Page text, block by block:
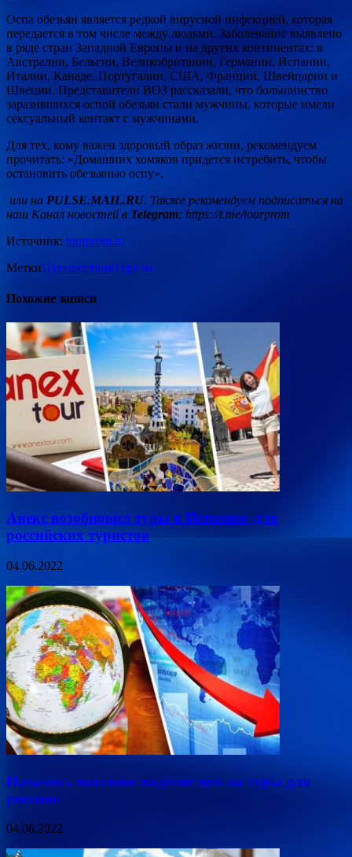
Оспа обезьян является редкой вирусной инфекцией, которая
передается в том числе между людьми. Заболевание выявлено
в ряде стран Западной Европы и на других континентах: в
Австралии, Бельгии, Великобритании, Германии, Испании,
Италии, Канаде, Португалии, США, Франции, Швейцарии и
Швеции. Представители ВОЗ рассказали, что большинство
заразившихся оспой обезьян стали мужчины, которые имели
сексуальный контакт с мужчинами.
Для тех, кому важен здоровый образ жизни, рекомендуем
прочитать: «Домашних хомяков придется истребить, чтобы
остановить обезьянью оспу».
или на PULSE.MAIL.RU. Также рекомендуем подписаться на
наш Канал новостей в Telegram: https://t.me/tourprom
Источник: tourprom.ru
МеткиПутешествияТуризм
Похожие записи
Анекс возобновил туры в Испанию для
российских туристов
04.06.2022
Началось массовое падение цен на туры для
россиян
04.06.2022